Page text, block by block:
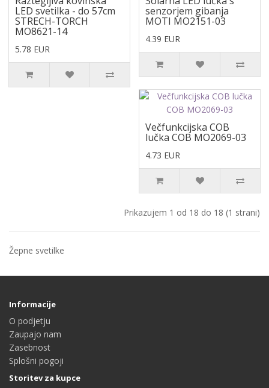
LED svetilka - do 57cm
STRECH-TORCH
MO8621-14
5.78 EUR
senzorjem gibanja
MOTI MO2151-03
4.39 EUR
Večfunkcijska COB
lučka COB MO2069-03
4.73 EUR
Prikazujem 1 od 18 do 18 (1 strani)
Žepne svetilke
Informacije
O podjetju
Zaupajo nam
Zasebnost
Splošni pogoji
Storitev za kupce